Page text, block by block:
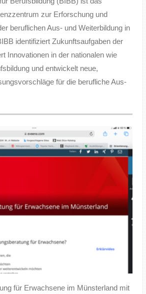
zur Erforschung und
beruflichen Aus- und Weiterbildung in
identifiziert Zukunftsaufgaben der
Innovationen in der nationalen wie
und entwickelt neue,
für die berufliche Aus-
für Erwachsene im Münsterland mit